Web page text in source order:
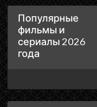
Популярные
фильмы и
сериалы 2026
года